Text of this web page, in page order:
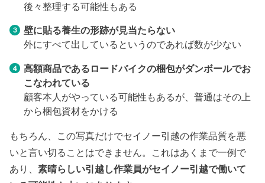
後々整理する可能性もある
壁に貼る養生の形跡が見当たらない
外にすべて出しているというのであれば数が少ない
高額商品である ロードバイクの梱包がダンボールでお
こなわれている
顧客本人がやっている可能性もあるが、普通はその上
から梱包資材をかける
もちろん、この写真だけでセイノー引越の作業品質を悪
いと言い切ることはできません。これはあくまで一例で
あり、素晴らしい引越し作業員がセイノー引越で働いて